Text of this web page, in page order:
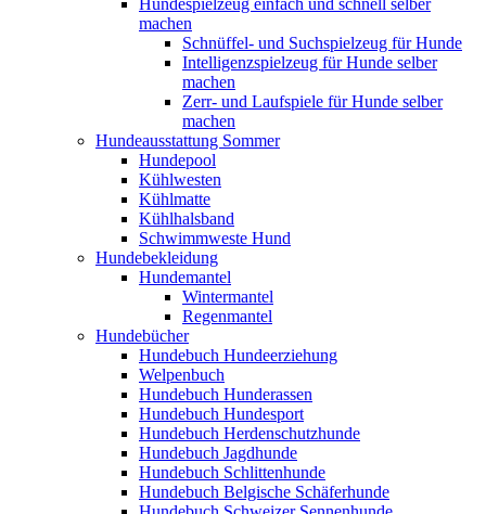
Hundespielzeug einfach und schnell selber
machen
Schnüffel- und Suchspielzeug für Hunde
Intelligenzspielzeug für Hunde selber
machen
Zerr- und Laufspiele für Hunde selber
machen
Hundeausstattung Sommer
Hundepool
Kühlwesten
Kühlmatte
Kühlhalsband
Schwimmweste Hund
Hundebekleidung
Hundemantel
Wintermantel
Regenmantel
Hundebücher
Hundebuch Hundeerziehung
Welpenbuch
Hundebuch Hunderassen
Hundebuch Hundesport
Hundebuch Herdenschutzhunde
Hundebuch Jagdhunde
Hundebuch Schlittenhunde
Hundebuch Belgische Schäferhunde